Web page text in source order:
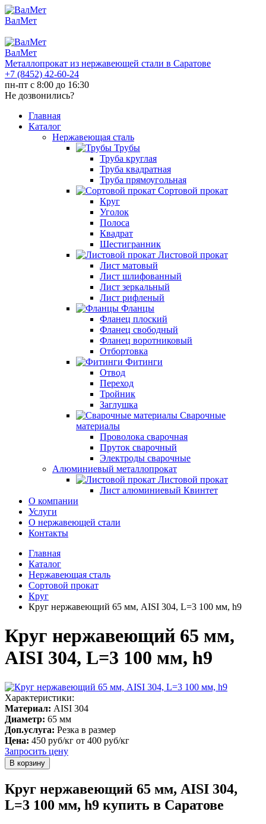
ВалМет
ВалМет
Металлопрокат из нержавеющей стали в Саратове
+7 (8452) 42-60-24
пн-пт с 8:00 до 16:30
Не дозвонились?
Главная
Каталог
Нержавеющая сталь
Трубы
Труба круглая
Труба квадратная
Труба прямоугольная
Сортовой прокат
Круг
Уголок
Полоса
Квадрат
Шестигранник
Листовой прокат
Лист матовый
Лист шлифованный
Лист зеркальный
Лист рифленый
Фланцы
Фланец плоский
Фланец свободный
Фланец воротниковый
Отбортовка
Фитинги
Отвод
Переход
Тройник
Заглушка
Сварочные
материалы
Проволока сварочная
Пруток сварочный
Электроды сварочные
Алюминиевый металлопрокат
Листовой прокат
Лист алюминиевый Квинтет
О компании
Услуги
О нержавеющей стали
Контакты
Главная
Каталог
Нержавеющая сталь
Сортовой прокат
Круг
Круг нержавеющий 65 мм, AISI 304, L=3 100 мм, h9
Круг нержавеющий 65 мм,
AISI 304, L=3 100 мм, h9
Характеристики:
Материал: AISI 304
Диаметр: 65 мм
Доп.услуга: Резка в размер
Цена: 450 руб/кг от 400 руб/кг
Запросить цену
Круг нержавеющий 65 мм, AISI 304,
L=3 100 мм, h9 купить в Саратове